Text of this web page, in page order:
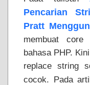
Pencarian
Pratt
membuat
bahasa PHP.
replace string
cocok. Pada